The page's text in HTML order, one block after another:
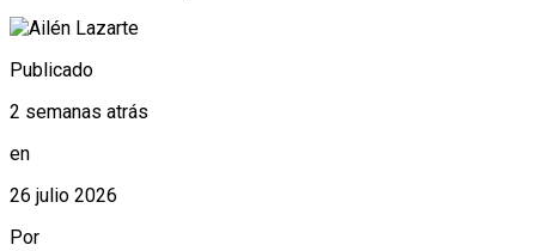
Publicado
2 semanas atrás
en
26 julio 2026
Por